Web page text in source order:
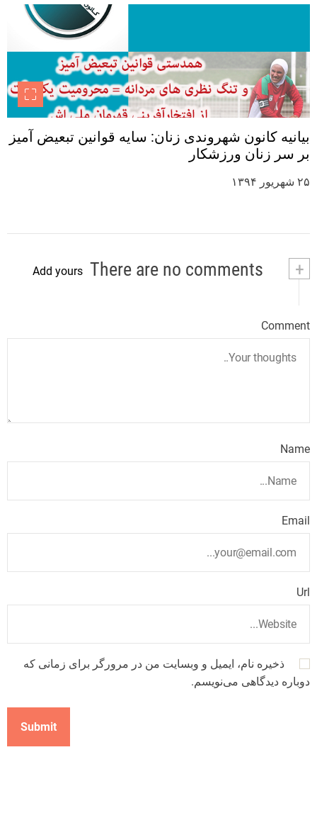
بیانیه کانون شهروندی زنان: سایه قوانین تبعیض آمیز
بر سر زنان ورزشکار
۲۵ شهریور ۱۳۹۴
+
Add yours
Comment
Name
Email
Url
ذخیره نام، ایمیل و وبسایت من در مرورگر برای زمانی که
دوباره دیدگاهی می‌نویسم.